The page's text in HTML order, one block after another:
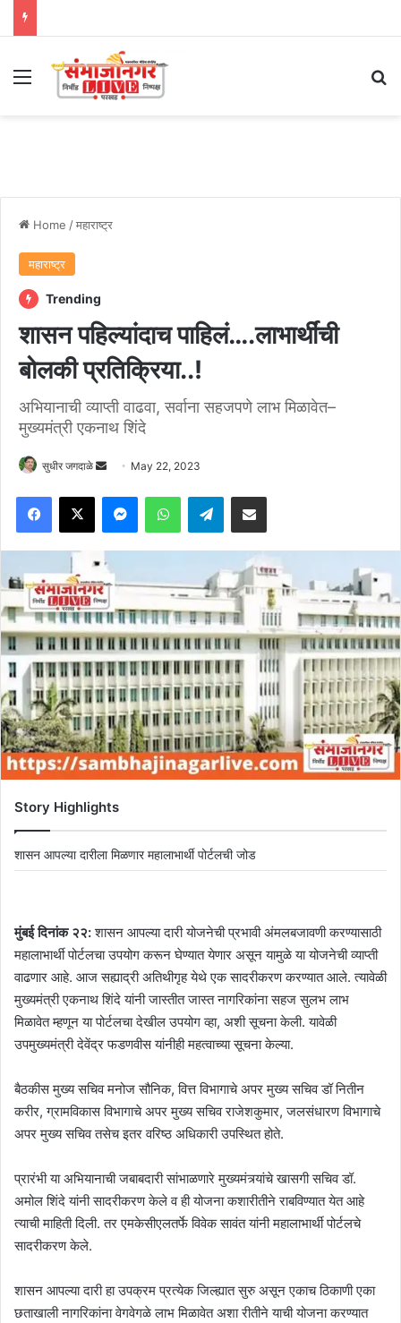
Menu
Home /महाराष्ट्र
महाराष्ट्र
Trending
शासन पहिल्यांदाच पाहिलं….लाभार्थींची
बोलकी प्रतिक्रिया..!
अभियानाची व्याप्ती वाढवा, सर्वाना सहजपणे लाभ मिळावेत–
मुख्यमंत्री एकनाथ शिंदे
सुधीर जगदाळे
Send
email
May 22, 2023
Facebook
X MessengerWhatsAppTelegramShare via Email
Story Highlights
शासन आपल्या दारीला मिळणार महालाभार्थी पोर्टलची जोड
मुंबई दिनांक २२:शासन आपल्या दारी योजनेची प्रभावी अंमलबजावणी करण्यासाठी
महालाभार्थी पोर्टलचा उपयोग करून घेण्यात येणार असून यामुळे या योजनेची व्याप्ती
वाढणार आहे. आज सह्याद्री अतिथीगृह येथे एक सादरीकरण करण्यात आले. त्यावेळी
मुख्यमंत्री एकनाथ शिंदे यांनी जास्तीत जास्त नागरिकांना सहज सुलभ लाभ
मिळावेत म्हणून या पोर्टलचा देखील उपयोग व्हा, अशी सूचना केली. यावेळी
उपमुख्यमंत्री देवेंद्र फडणवीस यांनीही महत्वाच्या सूचना केल्या.
बैठकीस मुख्य सचिव मनोज सौनिक, वित्त विभागाचे अपर मुख्य सचिव डॉ नितीन
करीर, ग्रामविकास विभागाचे अपर मुख्य सचिव राजेशकुमार, जलसंधारण विभागाचे
अपर मुख्य सचिव तसेच इतर वरिष्ठ अधिकारी उपस्थित होते.
प्रारंभी या अभियानाची जबाबदारी सांभाळणारे मुख्यमंत्र्यांचे खासगी सचिव डॉ.
अमोल शिंदे यांनी सादरीकरण केले व ही योजना कशारीतीने राबविण्यात येत आहे
त्याची माहिती दिली. तर एमकेसीएलतर्फे विवेक सावंत यांनी महालाभार्थी पोर्टलचे
सादरीकरण केले.
शासन आपल्या दारी हा उपक्रम प्रत्येक जिल्ह्यात सुरु असून एकाच ठिकाणी एका
छताखाली नागरिकांना वेगवेगळे लाभ मिळावेत अशा रीतीने याची योजना करण्यात